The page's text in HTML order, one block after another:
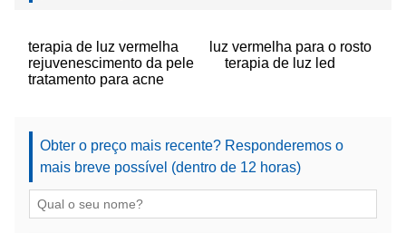
terapia de luz vermelha
luz vermelha para o rosto
rejuvenescimento da pele
terapia de luz led
tratamento para acne
Obter o preço mais recente? Responderemos o
mais breve possível (dentro de 12 horas)